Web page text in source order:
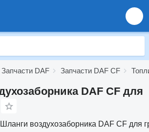
Запчасти DAF Запчасти DAF CF
DAF CF для
Шланги воздухозаборника DAF CF для